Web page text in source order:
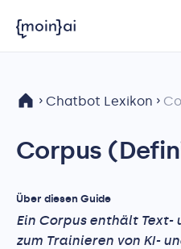
Chatbot Lexikon
Corpus
Über diesen Guide
Ein Corpus enthält Text-
zum Trainieren von KI-